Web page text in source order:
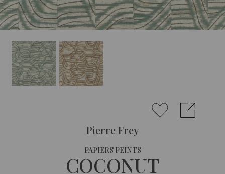
Pierre Frey
PAPIERS PEINTS
COCONUT